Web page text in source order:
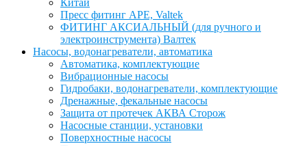
Пресс фитинг APE, Valtek
ФИТИНГ АКСИАЛЬНЫЙ (для ручного и
электроинструмента) Валтек
Насосы, водонагреватели, автоматика
Автоматика, комплектующие
Вибрационные насосы
Гидробаки, водонагреватели, комплектующие
Дренажные, фекальные насосы
Защита от протечек АКВА Сторож
Насосные станции, установки
Поверхностные насосы